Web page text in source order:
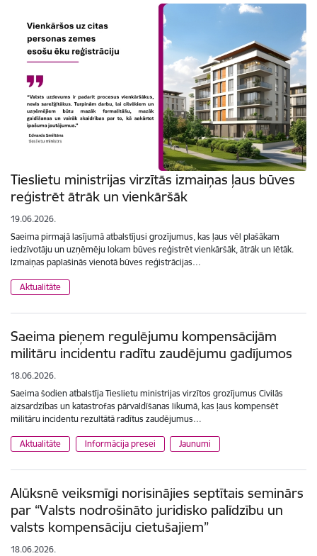
Tieslietu ministrijas virzītās izmaiņas ļaus būves
reģistrēt ātrāk un vienkāršāk
19.06.2026.
Saeima pirmajā lasījumā atbalstījusi grozījumus, kas ļaus vēl plašākam
iedzīvotāju un uzņēmēju lokam būves reģistrēt vienkāršāk, ātrāk un lētāk.
Izmaiņas paplašinās vienotā būves reģistrācijas…
Aktualitāte
Saeima pieņem regulējumu kompensācijām
militāru incidentu radītu zaudējumu gadījumos
18.06.2026.
Saeima šodien atbalstīja Tieslietu ministrijas virzītos grozījumus Civilās
aizsardzības un katastrofas pārvaldīšanas likumā, kas ļaus kompensēt
militāru incidentu rezultātā radītus zaudējumus…
Aktualitāte Informācija presei Jaunumi
Alūksnē veiksmīgi norisinājies septītais seminārs
par “Valsts nodrošināto juridisko palīdzību un
valsts kompensāciju cietušajiem”
18.06.2026.